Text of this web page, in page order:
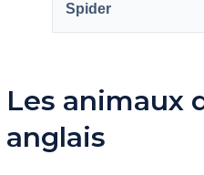
Spider
Les animaux
anglais